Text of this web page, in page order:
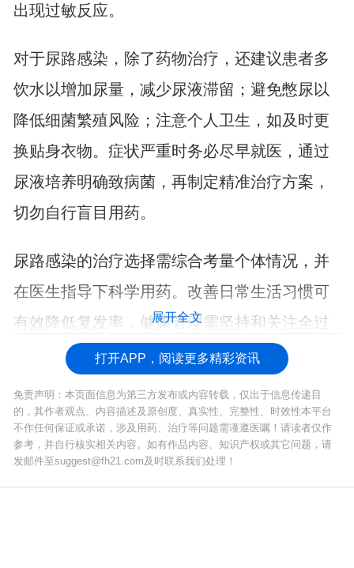
出现过敏反应。
对于尿路感染，除了药物治疗，还建议患者多
饮水以增加尿量，减少尿液滞留；避免憋尿以
降低细菌繁殖风险；注意个人卫生，如及时更
换贴身衣物。症状严重时务必尽早就医，通过
尿液培养明确致病菌，再制定精准治疗方案，
切勿自行盲目用药。
尿路感染的治疗选择需综合考量个体情况，并
在医生指导下科学用药。改善日常生活习惯可
有效降低复发率，健康管理需坚持和关注全过
展开全文
打开APP，阅读更多精彩资讯
免责声明：本页面信息为第三方发布或内容转载，仅出于信息传递目
的，其作者观点、内容描述及原创度、真实性、完整性、时效性本平台
不作任何保证或承诺，涉及用药、治疗等问题需谨遵医嘱！请读者仅作
参考，并自行核实相关内容。如有作品内容、知识产权或其它问题，请
发邮件至suggest@fh21.com及时联系我们处理！